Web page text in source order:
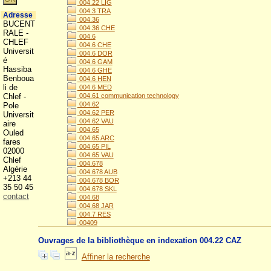
004.22 LIG
004.3 TRA
004.36
004.36 CHE
004.6
004.6 CHE
004.6 DOR
004.6 GAM
004.6 GHE
004.6 HEN
004.6 MED
004.61 communication technology
004.62
004.62 PER
004.62 VAU
004.65
004.65 ARC
004.65 PIL
004.65 VAU
004.678
004.678 AUB
004.678 BOR
004.678 SKL
004.68
004.68 JAR
004.7 RES
00409
Ouvrages de la bibliothèque en indexation 004.22 CAZ
Affiner la recherche
Adresse
BUCENT
RALE -
CHLEF
Universit
é
Hassiba
Benboua
li de
Chlef -
Pole
Universit
aire
Ouled
fares
02000
Chlef
Algérie
+213 44
35 50 45
contact